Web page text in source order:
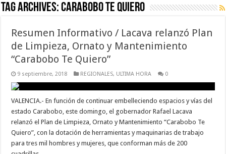
Tag Archives:Carabobo Te Quiero
Resumen Informativo / Lacava relanzó Plan
de Limpieza, Ornato y Mantenimiento
“Carabobo Te Quiero”
9 septiembre, 2018 REGIONALES, ULTIMA HORA 0
VALENCIA.- En función de continuar embelleciendo espacios y vías del
estado Carabobo, este domingo, el gobernador Rafael Lacava
relanzó el Plan de Limpieza, Ornato y Mantenimiento “Carabobo Te
Quiero”, con la dotación de herramientas y maquinarias de trabajo
para tres mil hombres y mujeres, que conforman más de 200